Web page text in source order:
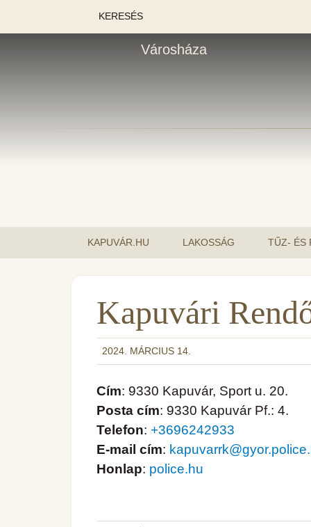
KERESÉS
Városháza
KAPUVÁR.HU LAKOSSÁG TŰZ- ÉS
Kapuvári
2024. MÁRCIUS 14.
Cím: 9330 Kapuvár, Sport u. 20.
Posta cím: 9330 Kapuvár Pf.: 4.
Telefon: +3696242933
E-mail cím:
Honlap: police.hu